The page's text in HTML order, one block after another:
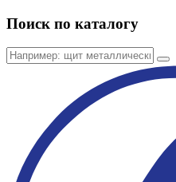
Поиск по каталогу